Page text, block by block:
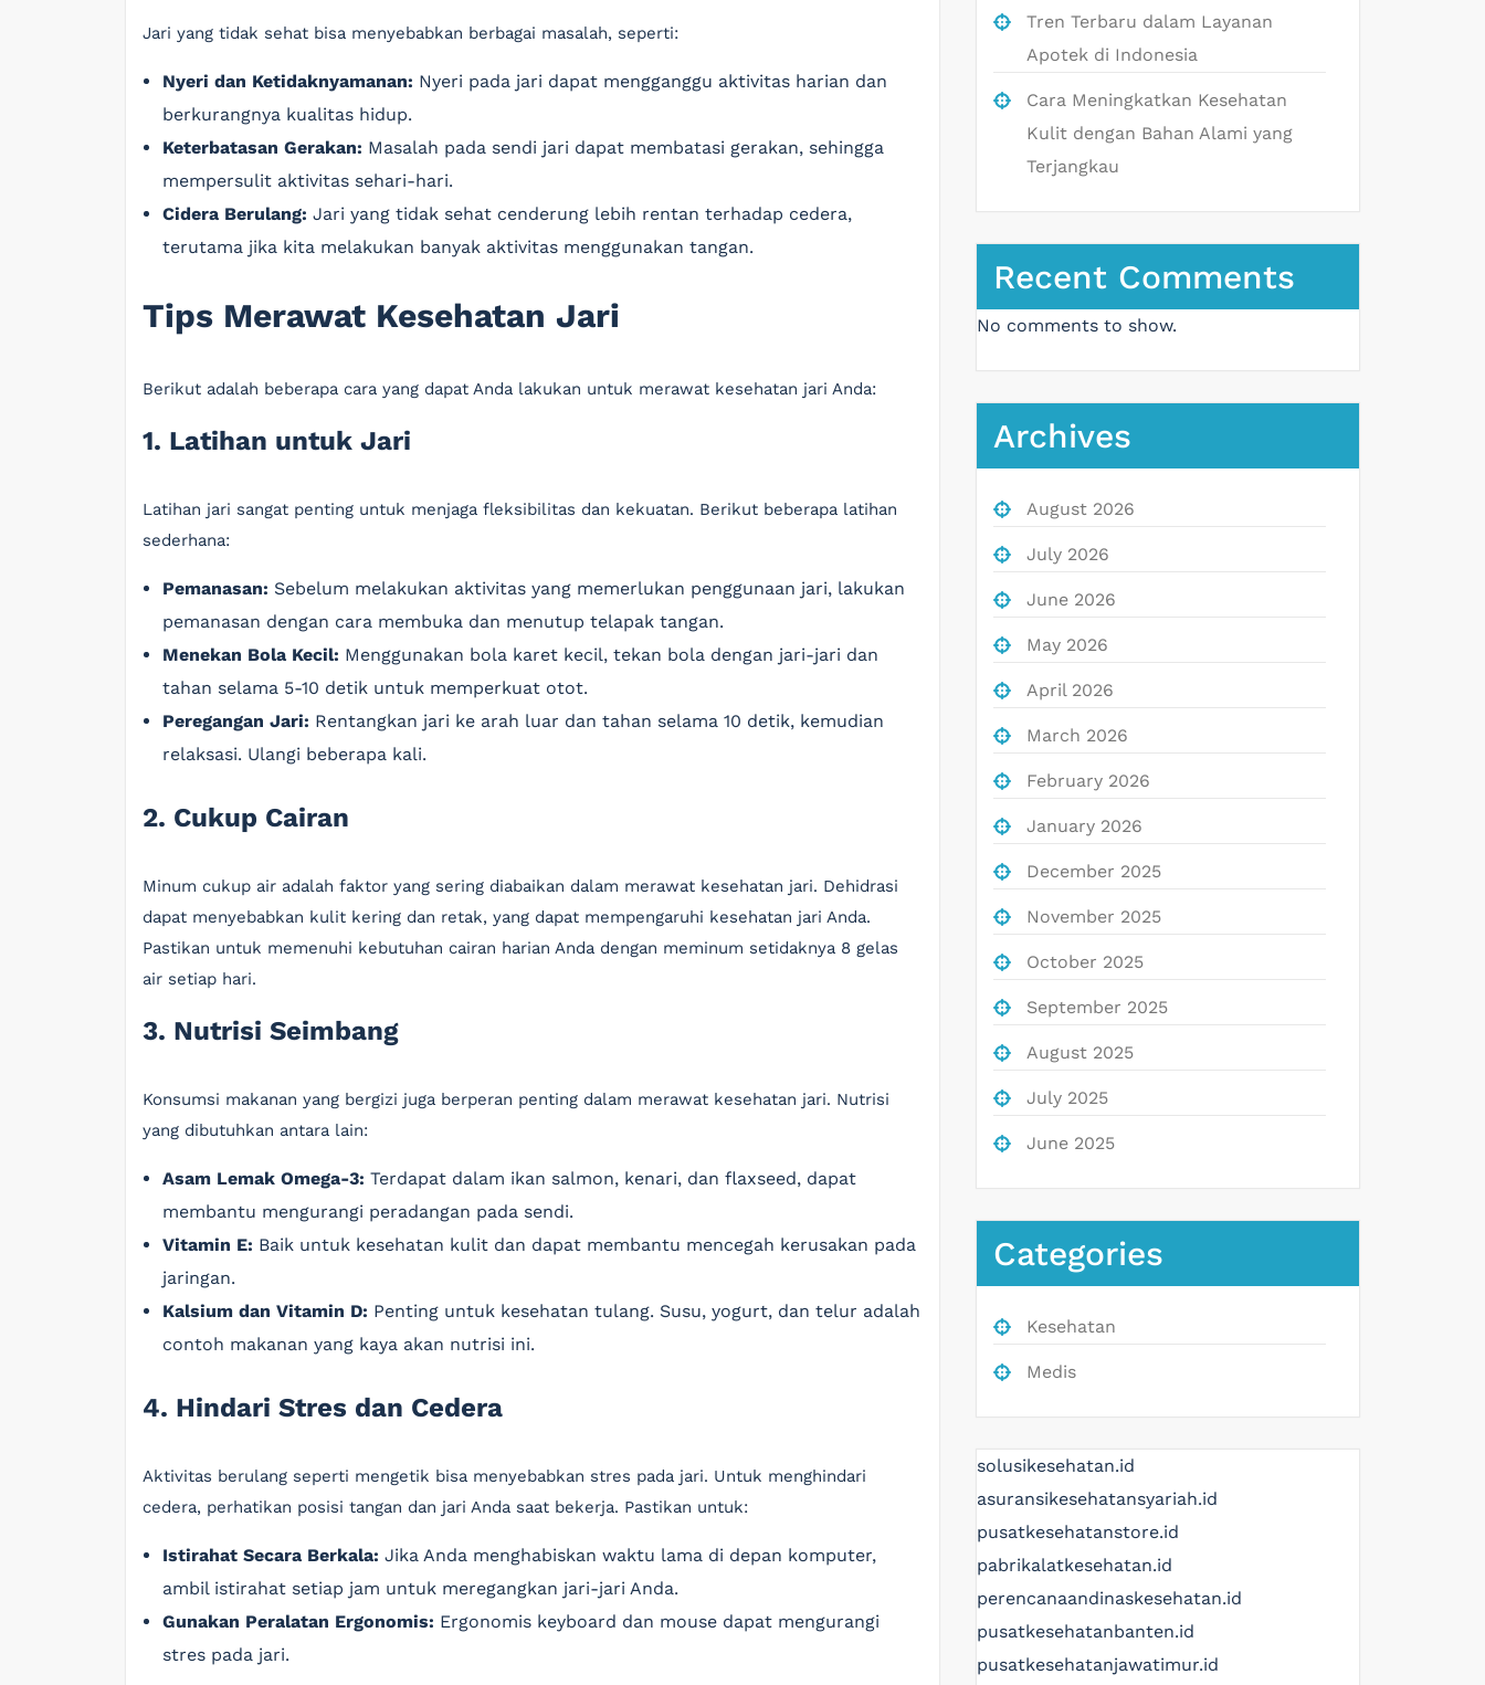
Jari yang tidak sehat bisa menyebabkan berbagai masalah, seperti:
Nyeri dan Ketidaknyamanan: Nyeri pada jari dapat mengganggu aktivitas harian dan
berkurangnya kualitas hidup.
Keterbatasan Gerakan: Masalah pada sendi jari dapat membatasi gerakan, sehingga
mempersulit aktivitas sehari-hari.
Cidera Berulang: Jari yang tidak sehat cenderung lebih rentan terhadap cedera,
terutama jika kita melakukan banyak aktivitas menggunakan tangan.
Tips Merawat Kesehatan Jari
Berikut adalah beberapa cara yang dapat Anda lakukan untuk merawat kesehatan jari Anda:
1. Latihan untuk Jari
Latihan jari sangat penting untuk menjaga fleksibilitas dan kekuatan. Berikut beberapa latihan
sederhana:
Pemanasan: Sebelum melakukan aktivitas yang memerlukan penggunaan jari, lakukan
pemanasan dengan cara membuka dan menutup telapak tangan.
Menekan Bola Kecil: Menggunakan bola karet kecil, tekan bola dengan jari-jari dan
tahan selama 5-10 detik untuk memperkuat otot.
Peregangan Jari: Rentangkan jari ke arah luar dan tahan selama 10 detik, kemudian
relaksasi. Ulangi beberapa kali.
2. Cukup Cairan
Minum cukup air adalah faktor yang sering diabaikan dalam merawat kesehatan jari. Dehidrasi
dapat menyebabkan kulit kering dan retak, yang dapat mempengaruhi kesehatan jari Anda.
Pastikan untuk memenuhi kebutuhan cairan harian Anda dengan meminum setidaknya 8 gelas
air setiap hari.
3. Nutrisi Seimbang
Konsumsi makanan yang bergizi juga berperan penting dalam merawat kesehatan jari. Nutrisi
yang dibutuhkan antara lain:
Asam Lemak Omega-3: Terdapat dalam ikan salmon, kenari, dan flaxseed, dapat
membantu mengurangi peradangan pada sendi.
Vitamin E: Baik untuk kesehatan kulit dan dapat membantu mencegah kerusakan pada
jaringan.
Kalsium dan Vitamin D: Penting untuk kesehatan tulang. Susu, yogurt, dan telur adalah
contoh makanan yang kaya akan nutrisi ini.
4. Hindari Stres dan Cedera
Aktivitas berulang seperti mengetik bisa menyebabkan stres pada jari. Untuk menghindari
cedera, perhatikan posisi tangan dan jari Anda saat bekerja. Pastikan untuk:
Istirahat Secara Berkala: Jika Anda menghabiskan waktu lama di depan komputer,
ambil istirahat setiap jam untuk meregangkan jari-jari Anda.
Gunakan Peralatan Ergonomis: Ergonomis keyboard dan mouse dapat mengurangi
stres pada jari.
Tren Terbaru dalam Layanan
Apotek di Indonesia
Cara Meningkatkan Kesehatan
Kulit dengan Bahan Alami yang
Terjangkau
Recent Comments
No comments to show.
Archives
August 2026
July 2026
June 2026
May 2026
April 2026
March 2026
February 2026
January 2026
December 2025
November 2025
October 2025
September 2025
August 2025
July 2025
June 2025
Categories
Kesehatan
Medis
solusikesehatan.id
asuransikesehatansyariah.id
pusatkesehatanstore.id
pabrikalatkesehatan.id
perencanaandinaskesehatan.id
pusatkesehatanbanten.id
pusatkesehatanjawatimur.id